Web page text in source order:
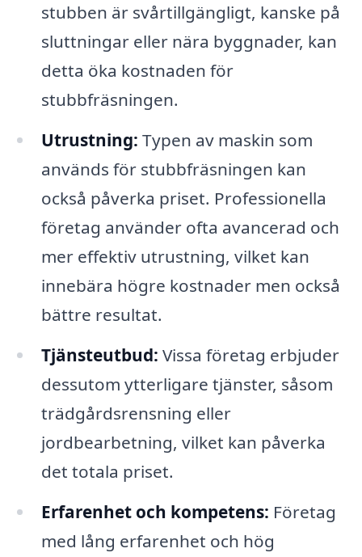
stubben är svårtillgängligt, kanske på
sluttningar eller nära byggnader, kan
detta öka kostnaden för
stubbfräsningen.
Utrustning: Typen av maskin som
används för stubbfräsningen kan
också påverka priset. Professionella
företag använder ofta avancerad och
mer effektiv utrustning, vilket kan
innebära högre kostnader men också
bättre resultat.
Tjänsteutbud: Vissa företag erbjuder
dessutom ytterligare tjänster, såsom
trädgårdsrensning eller
jordbearbetning, vilket kan påverka
det totala priset.
Erfarenhet och kompetens: Företag
med lång erfarenhet och hög